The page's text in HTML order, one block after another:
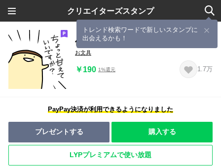
クリエイターズスタンプ
トレンド検索ワードで新しいスタンプに
出会えるかも！
僕、プリン
お文具
￥190 1%還元 1.7万
PayPay決済が利用できるようになりました
プレゼントする 購入する
LYPプレミアムで使い放題